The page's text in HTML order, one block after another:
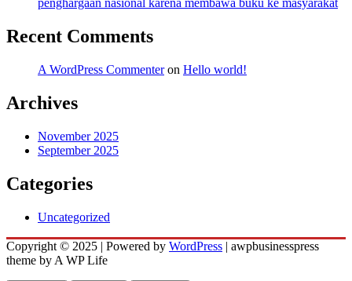
penghargaan nasional karena membawa buku ke masyarakat
Recent Comments
A WordPress Commenteron Hello world!
Archives
November 2025
September 2025
Categories
Uncategorized
Copyright © 2025 | Powered by WordPress | awpbusinesspress
theme by A WP Life